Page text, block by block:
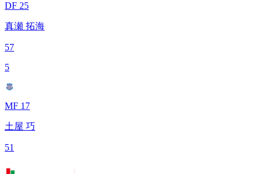
DF 25
真瀬 拓海
57
5
MF 17
土屋 巧
51